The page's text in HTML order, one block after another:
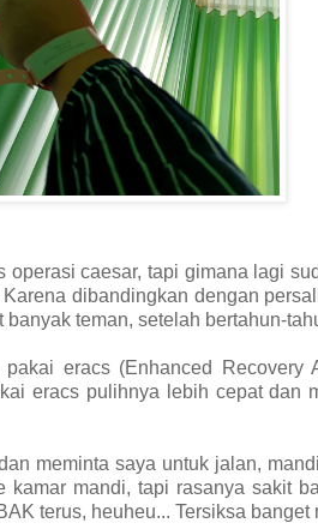
caesar, tapi gimana lagi
dibandingkan dengan
teman, setelah bertahun-
eracs (Enhanced Recovery
eracs pulihnya lebih cepat dan
meminta saya untuk jalan,
mandi, tapi rasanya sakit
terus, heuheu... Tersiksa banget